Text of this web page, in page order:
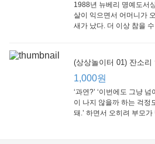
큰솔(토토북)
1988년 뉴베리 명예도서
살이 익으면서 어머니가
새가 났다. 더 이상 참을
(상상놀이터 01) 잔소
1,000원
‘과연?’ ‘이번에도 그냥
이 나지 않을까 하는 걱정
돼.’ 하면서 오히려 부모